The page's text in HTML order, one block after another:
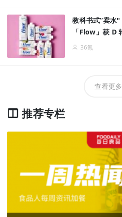
教科书式“卖水
「Flow」获 D
36氪
查看更多
推荐专栏